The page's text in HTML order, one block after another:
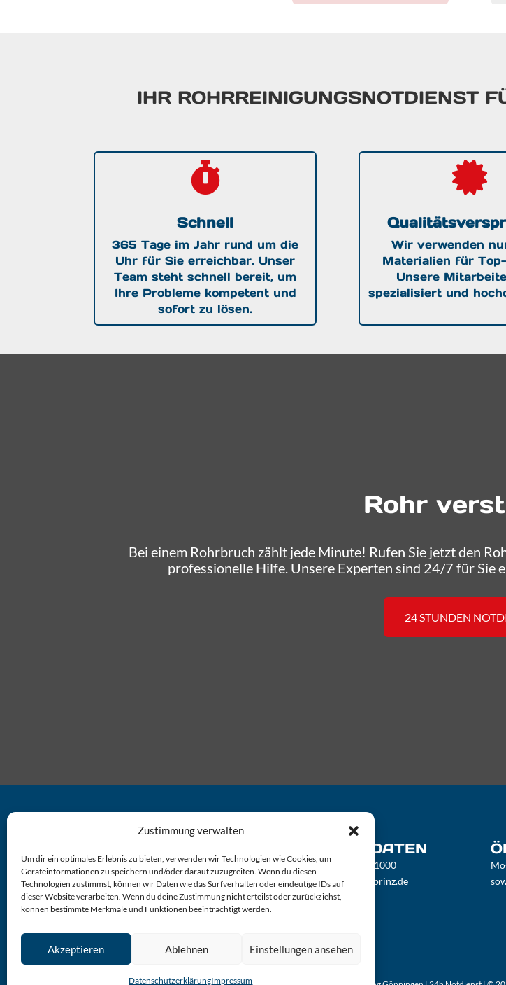
Zustimmung verwalten
Um dir ein optimales Erlebnis zu bieten, verwenden wir Technologien wie Cookies, um
Geräteinformationen zu speichern und/oder darauf zuzugreifen. Wenn du diesen
Technologien zustimmst, können wir Daten wie das Surfverhalten oder eindeutige IDs auf
dieser Website verarbeiten. Wenn du deine Zustimmung nicht erteilst oder zurückziehst,
können bestimmte Merkmale und Funktionen beeinträchtigt werden.
Akzeptieren Ablehnen Einstellungen ansehen
DatenschutzerklärungImpressum
IHR ROHRREINIGUNGSNOTDIENST

Schnell
365 Tage im Jahr rund um die
Uhr für Sie erreichbar. Unser
Team steht schnell bereit, um
Ihre Probleme kompetent und
sofort zu lösen.

Wir verwenden
Materialien für
Unsere
spezialisiert und
Rohr
Bei einem Rohrbruch zählt jede Minute! Rufen Sie jetzt den
professionelle Hilfe. Unsere Experten sind 24/7 für Sie
24 STUNDEN
Ralf Hoffmann
ROHRPRINZ
Hauptstr. 16
73033 Göppingen
KONTAKTDATEN
Telefon:0175-670 1000
E-Mail:hilfe@rohrprinz.de